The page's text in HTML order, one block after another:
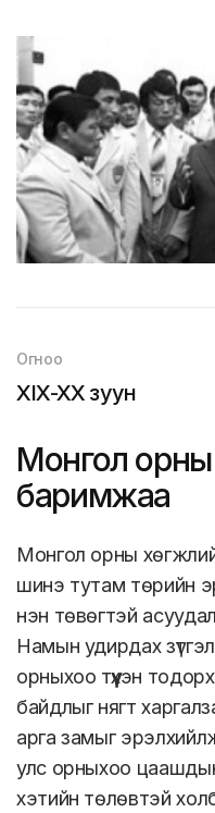
Огноо
XIX-XX зуун
Монгол
баримжаа
Монгол орны
шинэ тутам төрийн
нэн төвөгтэй
Намын удирдах
орныхоо түүхэн
байдлыг нягт
арга замыг
улс орныхоо
хэтийн төлөвтэй